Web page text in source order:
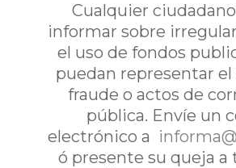
Cualquier
informar sobre
el uso de fondos
puedan representar
fraude o actos de
pública. Envíe un
electrónico a
ó presente su queja a